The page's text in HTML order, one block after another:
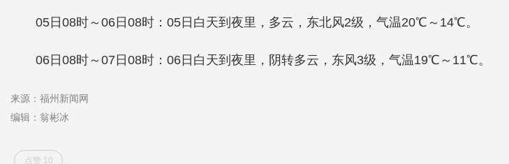
05日08时～06日08时：05日白天到夜里，多云，东北风2级，气温20℃～14℃。
06日08时～07日08时：06日白天到夜里，阴转多云，东风3级，气温19℃～11℃。
来源：福州新闻网
编辑：翁彬冰
点赞 10